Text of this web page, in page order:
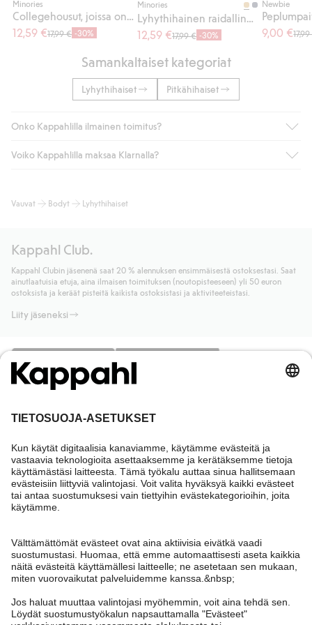
Minories
12,59 €17,99 € -30%
Minories
12,59 €17,99 € -30%
Newbie
9,00 €
Samankaltaiset kategoriat
Lyhythihaiset Pitkähihaiset
Onko Kappahlilla ilmainen toimitus?
Jos olet Kappahl Clubin jäsen, saat aina ilmaisen toimituksen
kotiinkuljetusta). Toimituskulut poistuvat automaattisesti, kun
noutopisteeseen tai pakettiautomaattiin ja PostNordin
kotiinkuljetuksella 6,99 €, riippumatta ostosummasta.
Lue lisää
Voiko Kappahlilla maksaa Klarnalla?
maksutavat, kuten laskun, sekä muita maksuvaihtoehtoja.
Lisätietoja Klarnan maksuehdoista
Lue lisää
Vauvat Bodyt Lyhythihaiset
Kappahl Club.
Kappahl Clubin jäsenenä saat 20 % alennuksen ensimmäisestä ostoksestasi. Saat
ainutlaatuisia etuja, aina ilmaisen toimituksen (noutopisteeseen) yli 50 euron
ostoksista ja keräät pisteitä kaikista ostoksistasi ja aktiviteeteistasi.
Liity jäseneksi
Tarvitsetko apua?
Asiakaspalvelu
Usein kysyttyä
Tilaus
Ota yhteyttä
Hae myymälä
Kappahl Club
Kappahl Club
Jäsenyysehdot
Tietoa Kappahl Group
Kestävä kehitys
Tule meille töihin
Ehdot & käytännöt
Tietosuojaseloste